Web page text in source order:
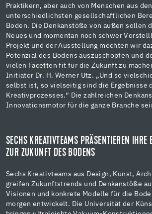
Praktikern, aber auch von Menschen aus den
unterschiedlichsten gesellschaftlichen
Boden. Die Denkanstöße von außen sollen
Neues und momentan noch schwer
Projekt und der Ausstellung möchten wir
Potenzial des Bodens auszuschöpfen und
vielen Facetten fit für die Zukunft zu
Initiator Dr. H. Werner Utz. „Und so
selbst ist, so vielseitig sind die Ergebnisse
Kreativprozesses.“ Die zahlreichen
Innovationsmotor für die ganze Branche
SECHS KREATIVTEAMS PRÄSENTIEREN IHRE
ZUR ZUKUNFT DES BODENS
Sechs Kreativteams aus Design, Kunst,
greifen Zukunftstrends und Denkanstöße
Visionen und konkrete Modelle für die
morgen entwickelt. Die Universität der